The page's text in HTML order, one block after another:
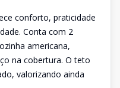
conforto, praticidade
Conta com 2
americana,
na cobertura. O teto
valorizando ainda